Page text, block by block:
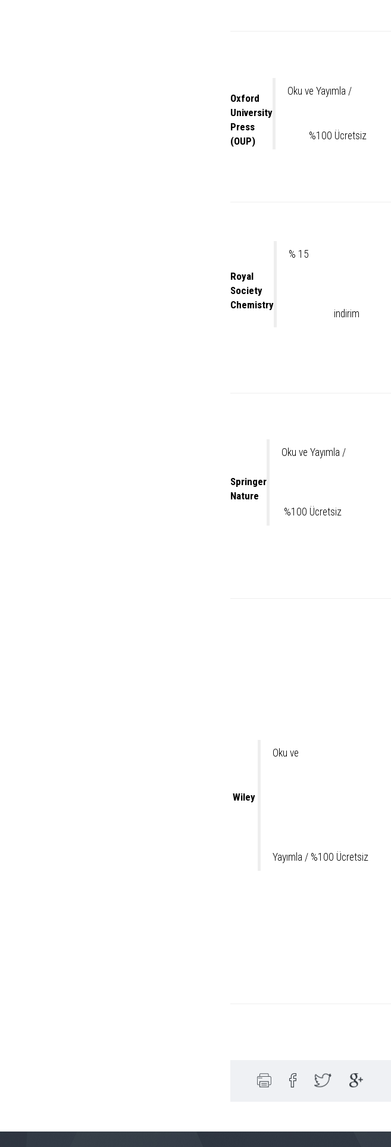
Oxford
University
Press
(OUP)
Oku ve Yayımla /
%100 Ücretsiz
Royal
Society
Chemistry
% 15
indirim
Springer
Nature
Oku ve Yayımla /
%100 Ücretsiz
Wiley
Oku ve
Yayımla / %100 Ücretsiz